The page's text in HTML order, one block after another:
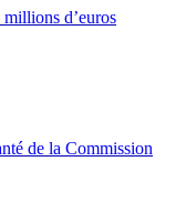
d’euros
de la Commission